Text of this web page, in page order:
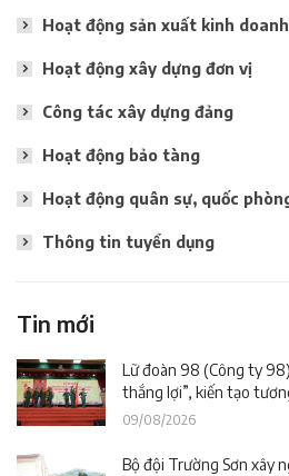
Hoạt động sản xuất kinh doanh
Hoạt động xây dựng đơn vị
Công tác xây dựng đảng
Hoạt động bảo tàng
Hoạt động quân sự, quốc
Thông tin tuyển dụng
Tin mới
Lữ đoàn 98 (Công ty
thắng lợi”, kiến tạo
09/08/2026
Bộ đội Trường Sơn xây